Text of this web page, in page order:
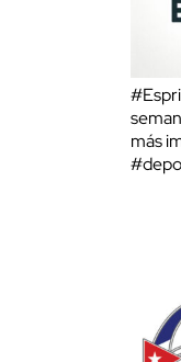
más